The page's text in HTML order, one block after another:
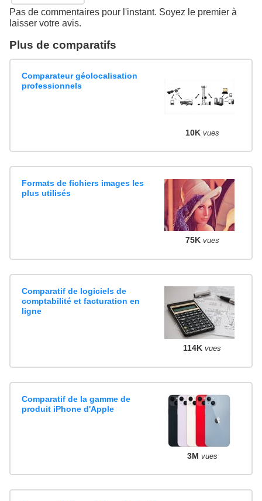
Pas de commentaires pour l'instant. Soyez le premier à
laisser votre avis.
Plus de comparatifs
Comparateur géolocalisation
professionnels
10K vues
Formats de fichiers images les
plus utilisés
75K vues
Comparatif de logiciels de
comptabilité et facturation en
ligne
114K vues
Comparatif de la gamme de
produit iPhone d'Apple
3M vues